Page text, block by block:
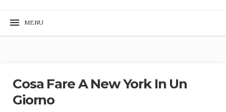
Cosa Fare A New York In Un
Giorno